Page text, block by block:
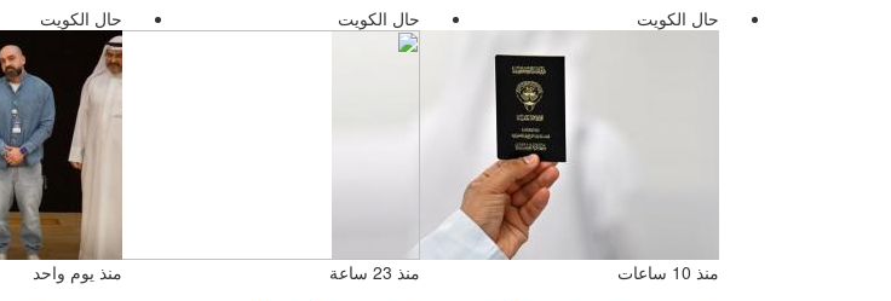
حال الكويت
منذ 10 ساعات
حال الكويت
منذ 23 ساعة
حال الكويت
منذ يوم واحد